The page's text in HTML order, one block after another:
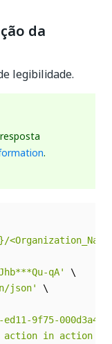
da
legibilidade.
.
qA'
\
json'
\
ed11-9f75-
in action